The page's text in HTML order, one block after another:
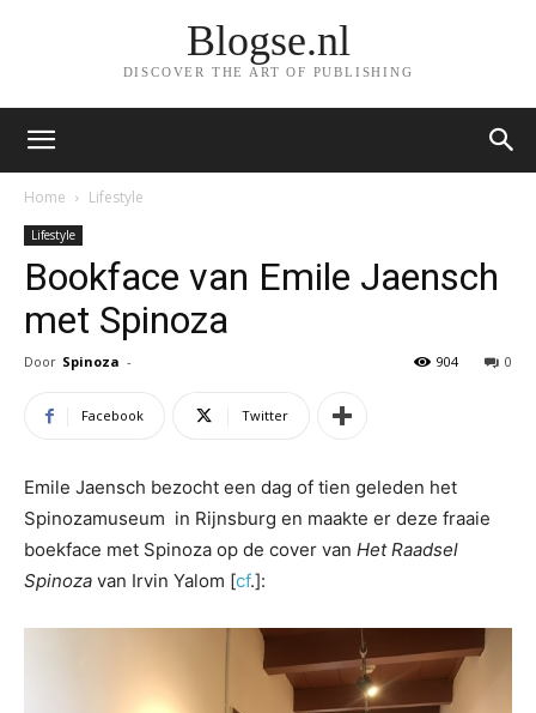
Blogse.nl
DISCOVER THE ART OF PUBLISHING
Home Lifestyle
Lifestyle
Bookface van Emile Jaensch
met Spinoza
Door Spinoza - 0
904
Facebook Twitter
Emile Jaensch bezocht een dag of tien geleden het
Spinozamuseum in Rijnsburg en maakte er deze fraaie
boekface met Spinoza op de cover van Het Raadsel
Spinoza van Irvin Yalom [cf.]: